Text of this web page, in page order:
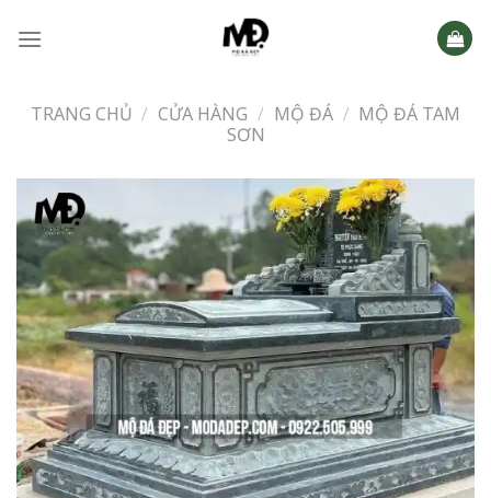
TRANG CHỦ / CỬA HÀNG / MỘ ĐÁ / MỘ ĐÁ TAM
SƠN